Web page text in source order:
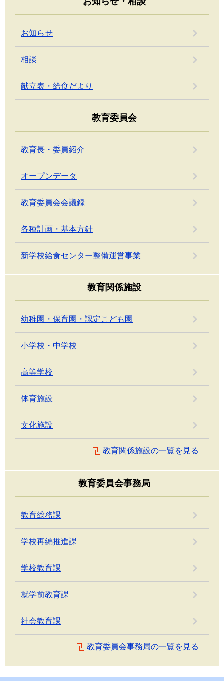
お知らせ
相談
献立表・給食だより
教育委員会
教育長・委員紹介
オープンデータ
教育委員会会議録
各種計画・基本方針
新学校給食センター整備運営事業
教育関係施設
幼稚園・保育園・認定こども園
小学校・中学校
高等学校
体育施設
文化施設
教育関係施設の一覧を見る
教育委員会事務局
教育総務課
学校再編推進課
学校教育課
就学前教育課
社会教育課
教育委員会事務局の一覧を見る